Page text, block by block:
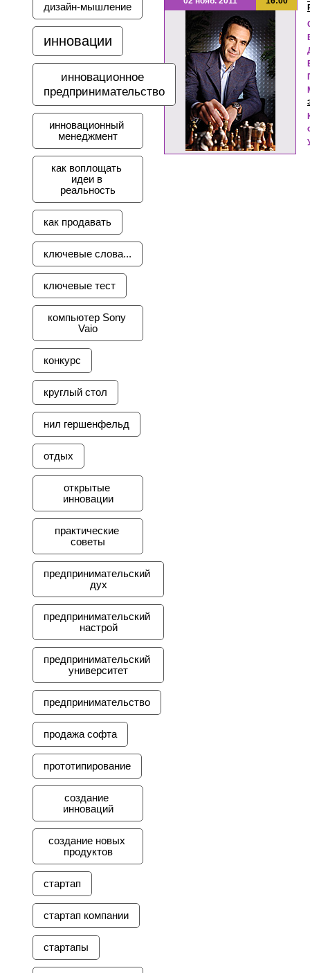
дизайн-мышление
инновации
инновационное
предпринимательство
инновационный
менеджмент
как воплощать
идеи в
реальность
как продавать
ключевые слова...
ключевые тест
компьютер Sony
Vaio
конкурс
круглый стол
нил гершенфельд
отдых
открытые
инновации
практические
советы
предпринимательский
дух
предпринимательский
настрой
предпринимательский
университет
предпринимательство
продажа софта
прототипирование
создание
инноваций
создание новых
продуктов
стартап
стартап компании
стартапы